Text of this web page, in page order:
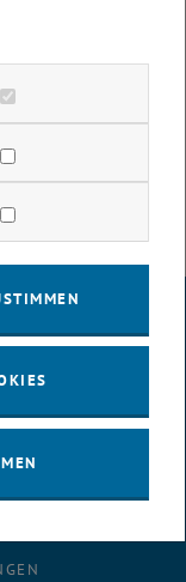
erworben
über die
Kostenbeiträge
URL in einem
zulassen
zulassen
zulassen